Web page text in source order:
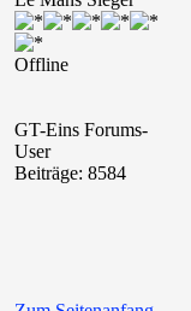
Offline
GT-Eins Forums-
User
Beiträge: 8584